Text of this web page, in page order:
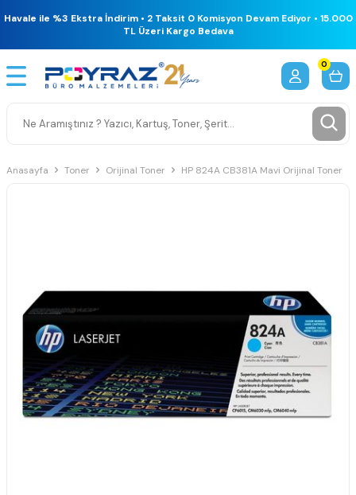
Havale ile %3 Ekstra İndirim • 2 Taksit 0 Komisyon Devam Ediyor • 15.000
TL Üzeri Kargo Bedava
0
Anasayfa Toner Orijinal Toner HP 824A CB381A Mavi Orijinal Toner